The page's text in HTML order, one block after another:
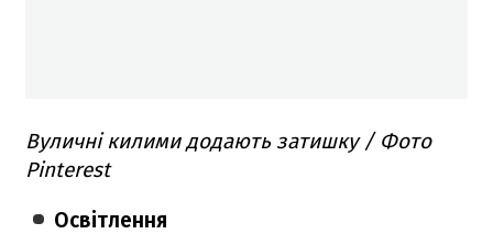
Вуличні килими додають затишку / Фото
Pinterest
Освітлення